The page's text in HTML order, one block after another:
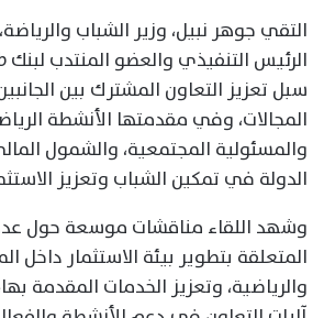
التقي جوهر نبيل، وزير الشباب
سبل تعزيز التعاون المشترك بين
المجالات، وفي مقدمتها الأنشطة
والمسئولية المجتمعية، والشمول
الدولة في تمكين الشباب وتعزيز
وشهد اللقاء مناقشات موسعة حول
المتعلقة بتطوير بيئة الاستثمار داخل
والرياضية، وتعزيز الخدمات المقدمة